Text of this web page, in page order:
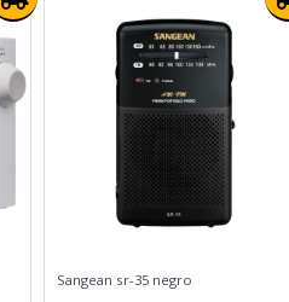
Sangean sr-35 negro